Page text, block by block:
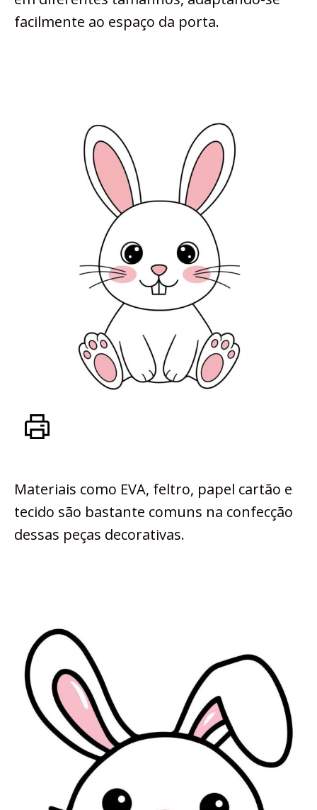
facilmente ao espaço da porta.
Materiais como EVA, feltro, papel cartão e
tecido são bastante comuns na confecção
dessas peças decorativas.